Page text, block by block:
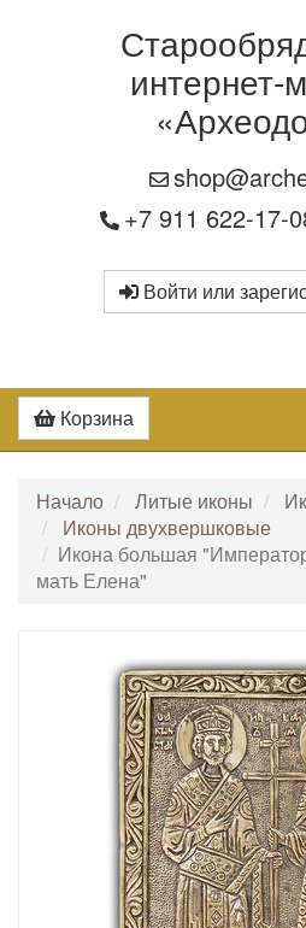
интернет-
+7 911 622-17-
Войти или
Корзина
Начало Литые иконы
Иконы двухвершковые
Икона большая
мать Елена"